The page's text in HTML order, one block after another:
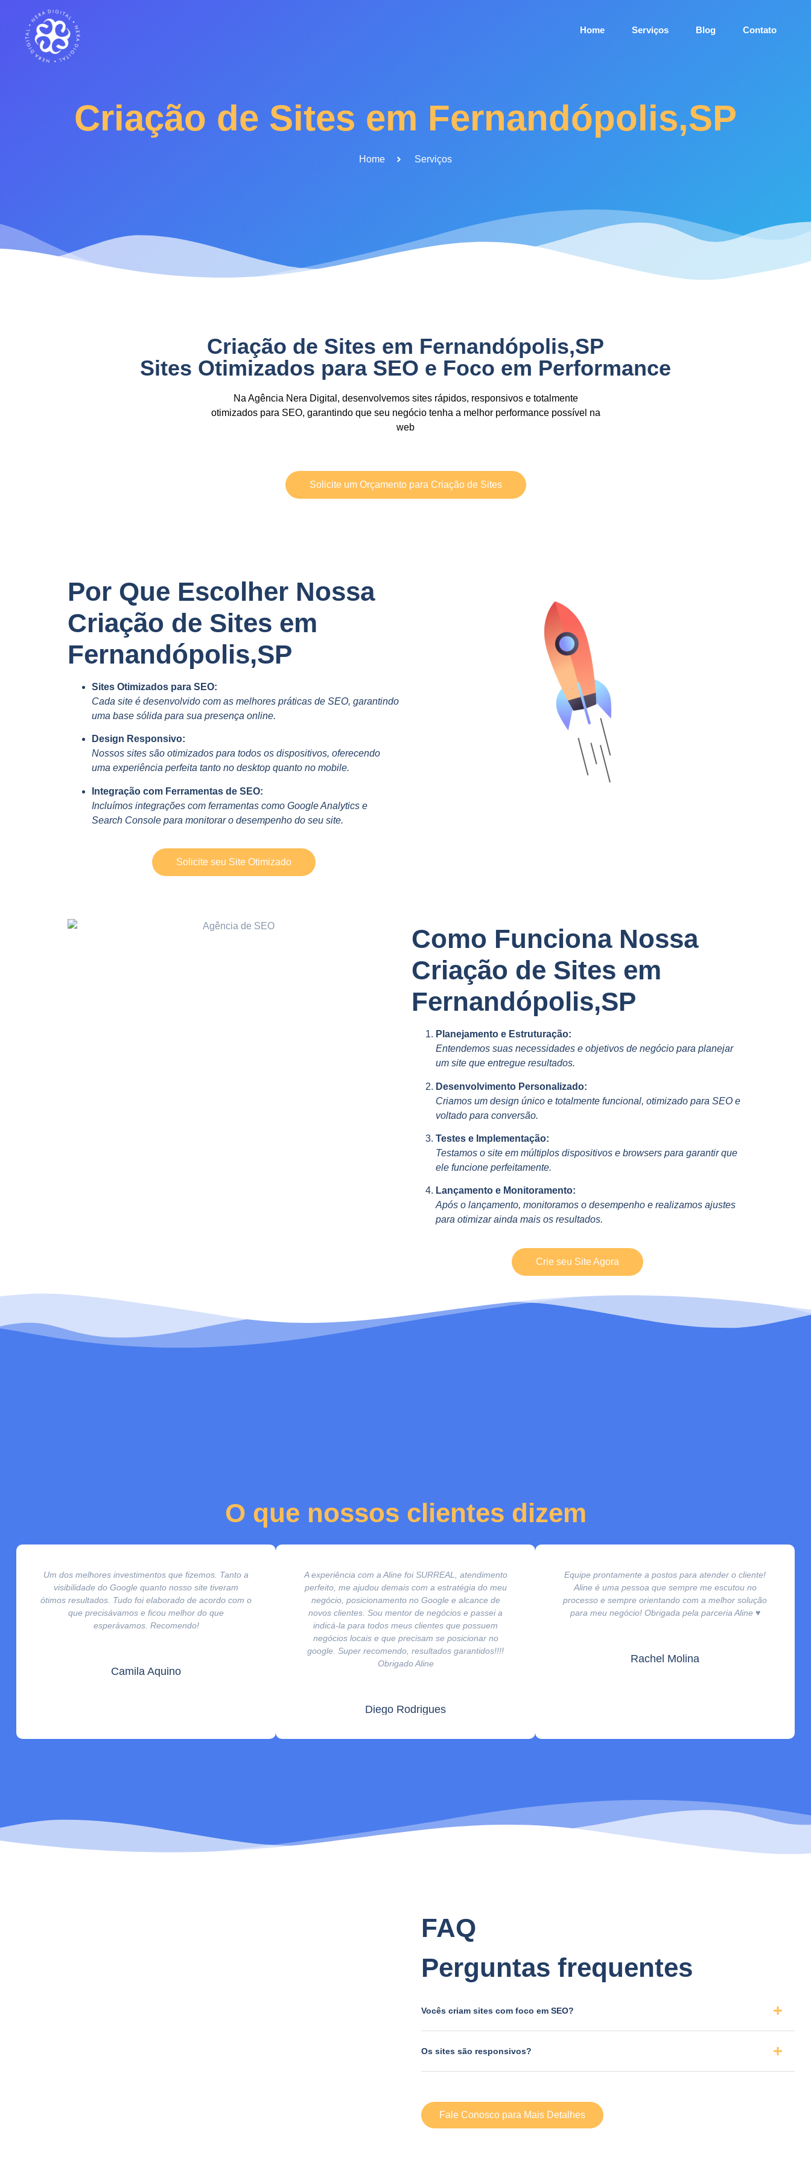
Home Serviços Blog Contato
Criação de Sites em Fernandópolis,SP
Home Serviços
Criação de Sites em Fernandópolis,SP
Sites Otimizados para SEO e Foco em Performance
Na Agência Nera Digital, desenvolvemos sitesrápidos, responsivos e totalmente
otimizados para SEO, garantindo que seu negócio tenha a melhor performance possível na
web
Solicite um Orçamento para Criação de Sites
Por Que Escolher Nossa
Criação de Sites em
Fernandópolis,SP
Sites Otimizados para SEO:
Cada site é desenvolvido com as melhores práticas de SEO, garantindo
uma base sólida para sua presença online.
Design Responsivo:
Nossos sites são otimizados para todos os dispositivos, oferecendo
uma experiência perfeita tanto no desktop quanto no mobile.
Integração com Ferramentas de SEO:
Incluímos integrações com ferramentas como Google Analytics e
Search Console para monitorar o desempenho do seu site.
Solicite seu Site Otimizado
Como Funciona Nossa
Criação de Sites em
Fernandópolis,SP
Planejamento e Estruturação:
Entendemos suas necessidades e objetivos de negócio para planejar
um site que entregue resultados.
Desenvolvimento Personalizado:
Criamos um design único e totalmente funcional, otimizado para SEO e
voltado para conversão.
Testes e Implementação:
Testamos o site em múltiplos dispositivos e browsers para garantir que
ele funcione perfeitamente.
Lançamento e Monitoramento:
Após o lançamento, monitoramos o desempenho e realizamos ajustes
para otimizar ainda mais os resultados.
Crie seu Site Agora
O que nossos clientes dizem
Um dos melhores investimentos que fizemos. Tanto a
visibilidade do Google quanto nosso site tiveram
ótimos resultados. Tudo foi elaborado de acordo com o
que precisávamos e ficou melhor do que
esperávamos. Recomendo!
Camila Aquino
A experiência com a Aline foi SURREAL, atendimento
perfeito, me ajudou demais com a estratégia do meu
negócio, posicionamento no Google e alcance de
novos clientes. Sou mentor de negócios e passei a
indicá-la para todos meus clientes que possuem
negócios locais e que precisam se posicionar no
google. Super recomendo, resultados garantidos!!!!
Obrigado Aline
Diego Rodrigues
Equipe prontamente a postos para atender o cliente!
Aline é uma pessoa que sempre me escutou no
processo e sempre orientando com a melhor solução
para meu negócio! Obrigada pela parceria Aline ♥️
Rachel Molina
FAQ
Perguntas frequentes
Vocês criam sites com foco em SEO?
Os sites são responsivos?
Fale Conosco para Mais Detalhes